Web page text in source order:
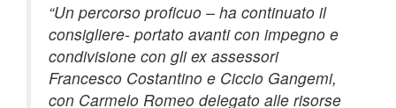
“Un percorso proficuo – ha continuato il
consigliere- portato avanti con impegno e
condivisione con gli ex assessori
Francesco Costantino e Ciccio Gangemi,
con Carmelo Romeo delegato alle risorse